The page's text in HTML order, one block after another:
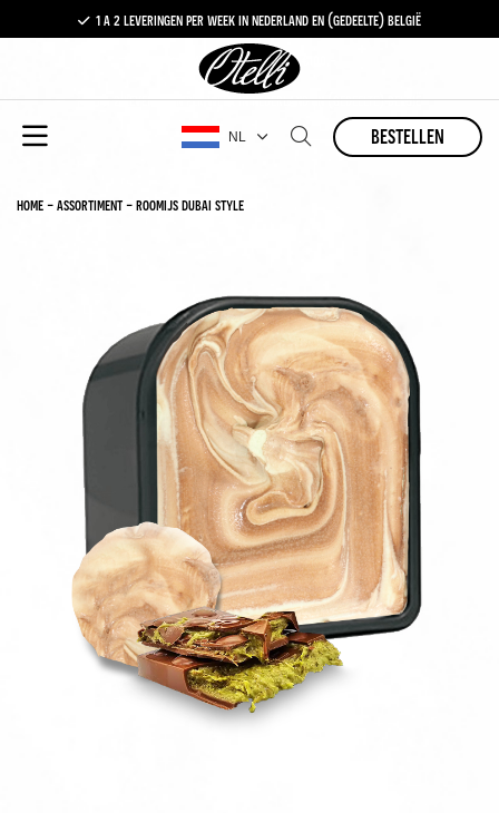
1 a 2 leveringen per week in nederland en (gedeelte) belgië
gratis levering vanaf €100,-
1 a 2 leveringen per week in nederland en (gedeelte) belgië
NL bestellen
home-assortiment-roomijs dubai style